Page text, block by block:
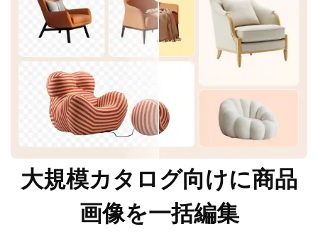
大規模カタログ向けに商品
画像を一括編集